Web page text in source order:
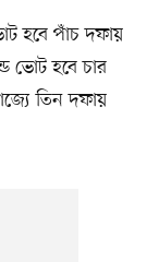
হবে পাঁচ দফায়
ভোট হবে চার
তিন দফায়